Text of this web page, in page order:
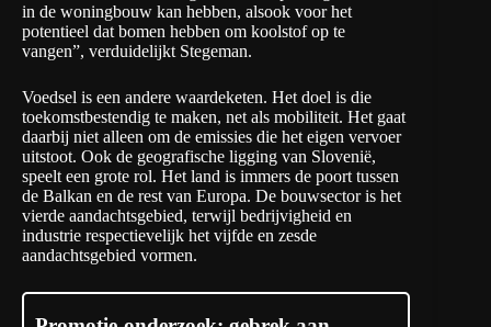
in de woningbouw kan hebben, alsook voor het
potentieel dat bomen hebben om koolstof op te
vangen”, verduidelijkt Stegeman.
Voedsel is een andere waardeketen. Het doel is die
toekomstbestendig te maken, net als mobiliteit. Het gaat
daarbij niet alleen om de emissies die het eigen vervoer
uitstoot. Ook de geografische ligging van Slovenië,
speelt een grote rol. Het land is immers de poort tussen
de Balkan en de rest van Europa. De bouwsector is het
vierde aandachtsgebied, terwijl bedrijvigheid en
industrie respectievelijk het vijfde en zesde
aandachtsgebied vormen.